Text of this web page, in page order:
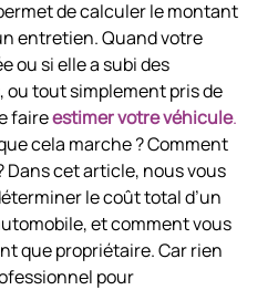
de calculer le montant
entretien. Quand votre
ou si elle a subi des
tout simplement pris de
faireestimer votre véhicule.
cela marche ? Comment
Dans cet article, nous vous
le coût total d’un
et comment vous
que propriétaire. Car rien
pour